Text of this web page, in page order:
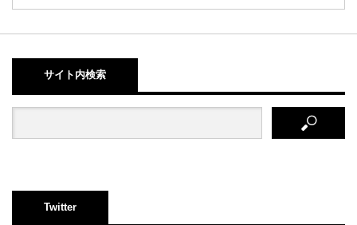
サイト内検索
Twitter